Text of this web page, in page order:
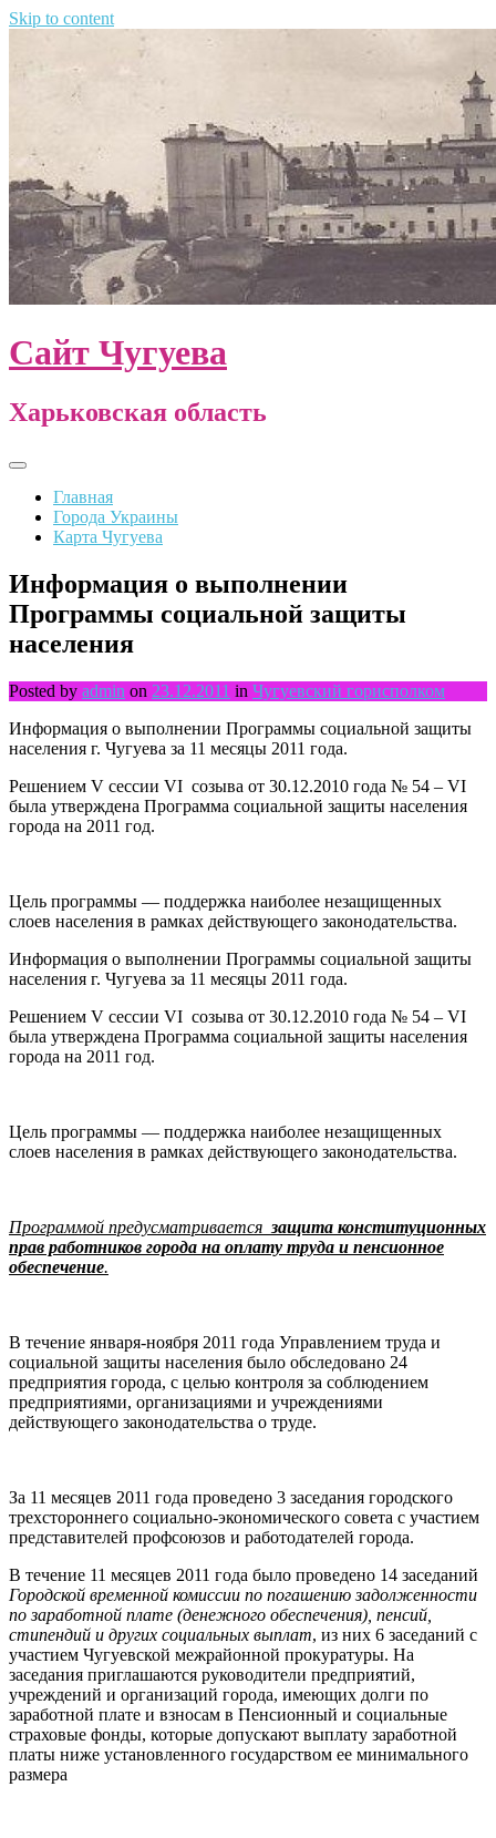
Skip to content
Сайт Чугуева
Харьковская область
Главная
Города Украины
Карта Чугуева
Информация о выполнении
Программы социальной защиты
населения
Posted by admin on 23.12.2011 in Чугуевский горисполком
Информация о выполнении Программы социальной защиты
населения г. Чугуева за 11 месяцы 2011 года.
Решением V сессии VІ созыва от 30.12.2010 года № 54 – VІ
была утверждена Программа социальной защиты населения
города на 2011 год.
Цель программы — поддержка наиболее незащищенных
слоев населения в рамках действующего законодательства.
Информация о выполнении Программы социальной защиты
населения г. Чугуева за 11 месяцы 2011 года.
Решением V сессии VІ созыва от 30.12.2010 года № 54 – VІ
была утверждена Программа социальной защиты населения
города на 2011 год.
Цель программы — поддержка наиболее незащищенных
слоев населения в рамках действующего законодательства.
Программой предусматривается защита конституционных
прав работников города на оплату труда и пенсионное
обеспечение.
В течение января-ноября 2011 года Управлением труда и
социальной защиты населения было обследовано 24
предприятия города, с целью контроля за соблюдением
предприятиями, организациями и учреждениями
действующего законодательства о труде.
За 11 месяцев 2011 года проведено 3 заседания городского
трехстороннего социально-экономического совета с участием
представителей профсоюзов и работодателей города.
В течение 11 месяцев 2011 года было проведено 14 заседаний
Городской временной комиссии по погашению задолженности
по заработной плате (денежного обеспечения), пенсий,
стипендий и других социальных выплат, из них 6 заседаний с
участием Чугуевской межрайонной прокуратуры. На
заседания приглашаются руководители предприятий,
учреждений и организаций города, имеющих долги по
заработной плате и взносам в Пенсионный и социальные
страховые фонды, которые допускают выплату заработной
платы ниже установленного государством ее минимального
размера